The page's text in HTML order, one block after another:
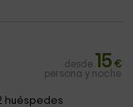
desde 15 €
persona y noche
huéspedes